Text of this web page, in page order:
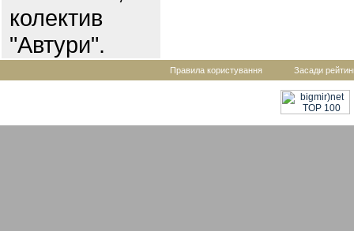
колектив
"Автури".
Правила користування Засади